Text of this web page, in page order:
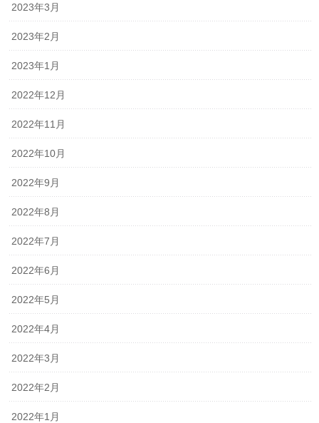
2023年3月
2023年2月
2023年1月
2022年12月
2022年11月
2022年10月
2022年9月
2022年8月
2022年7月
2022年6月
2022年5月
2022年4月
2022年3月
2022年2月
2022年1月